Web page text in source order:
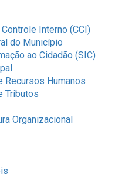
Interno (CCI)
do Município
ao Cidadão (SIC)
Recursos Humanos
Tributos
Organizacional